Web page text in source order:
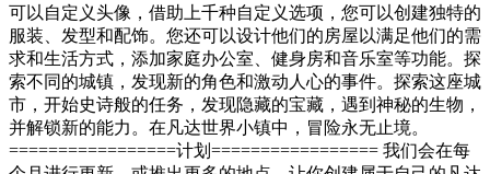
可以自定义头像，借助上千种自定义选项，您可以创建独特的
服装、发型和配饰。您还可以设计他们的房屋以满足他们的需
求和生活方式，添加家庭办公室、健身房和音乐室等功能。探
索不同的城镇，发现新的角色和激动人心的事件。探索这座城
市，开始史诗般的任务，发现隐藏的宝藏，遇到神秘的生物，
并解锁新的能力。在凡达世界小镇中，冒险永无止境。
=================计划================= 我们会在每